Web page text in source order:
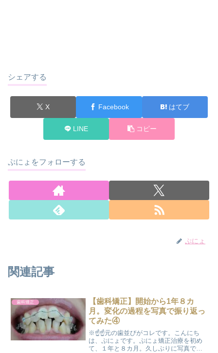
シェアする
X Facebook はてブ
LINE コピー
ぷにょをフォローする
ぷにょ
関連記事
歯科矯正
【歯科矯正】開始から1年８カ
月。変化の過程を写真で振り返っ
てみた④
※☝☝元の歯並びがコレです。こんにち
は、ぷにょです。ぷにょ矯正治療を初め
て、１年と８カ月。久しぶりに写真で振